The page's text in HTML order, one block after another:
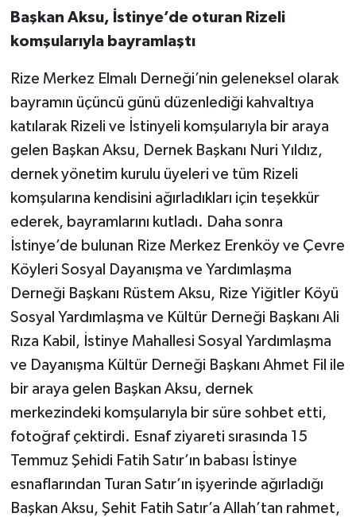
Başkan Aksu, İstinye’de oturan Rizeli
komşularıyla bayramlaştı
Rize Merkez Elmalı Derneği’nin geleneksel olarak
bayramın üçüncü günü düzenlediği kahvaltıya
katılarak Rizeli ve İstinyeli komşularıyla bir araya
gelen Başkan Aksu, Dernek Başkanı Nuri Yıldız,
dernek yönetim kurulu üyeleri ve tüm Rizeli
komşularına kendisini ağırladıkları için teşekkür
ederek, bayramlarını kutladı. Daha sonra
İstinye’de bulunan Rize Merkez Erenköy ve Çevre
Köyleri Sosyal Dayanışma ve Yardımlaşma
Derneği Başkanı Rüstem Aksu, Rize Yiğitler Köyü
Sosyal Yardımlaşma ve Kültür Derneği Başkanı Ali
Rıza Kabil, İstinye Mahallesi Sosyal Yardımlaşma
ve Dayanışma Kültür Derneği Başkanı Ahmet Fil ile
bir araya gelen Başkan Aksu, dernek
merkezindeki komşularıyla bir süre sohbet etti,
fotoğraf çektirdi. Esnaf ziyareti sırasında 15
Temmuz Şehidi Fatih Satır’ın babası İstinye
esnaflarından Turan Satır’ın işyerinde ağırladığı
Başkan Aksu, Şehit Fatih Satır’a Allah’tan rahmet,